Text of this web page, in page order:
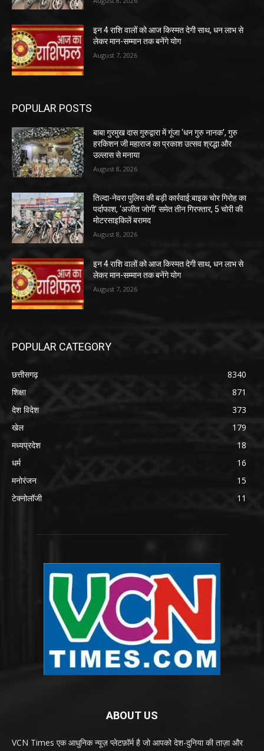
इन 4 राशि वालों को आज किस्मत देगी साथ, धन लाभ से
लेकर मान-सम्मान तक बनेंगे योग
August 7, 2026
POPULAR POSTS
बाबा गुरमुख दास गुरुद्वारा में गूंजा ‘धन गुरु नानक’, गुरु
हरकिशन जी महाराज का प्रकाश उत्सव श्रद्धा और
उल्लास से मनाया
August 8, 2026
तिल्दा-नेवरा पुलिस की बड़ी कार्रवाई:बाइक चोर गिरोह का
पर्दाफाश, ‘अजीत जोगी’ समेत तीन गिरफ्तार, 5 चोरी की
मोटरसाइकिलें बरामद
August 8, 2026
इन 4 राशि वालों को आज किस्मत देगी साथ, धन लाभ से
लेकर मान-सम्मान तक बनेंगे योग
August 7, 2026
POPULAR CATEGORY
छत्तीसगढ़
8340
शिक्षा
871
देश विदेश
373
खेल
179
मध्यप्रदेश
18
धर्म
16
मनोरंजन
15
टेक्नोलॉजी
11
ABOUT US
VCN Times एक आधुनिक न्यूज़ प्लेटफ़ॉर्म है जो आपको देश-दुनिया की ताज़ा और